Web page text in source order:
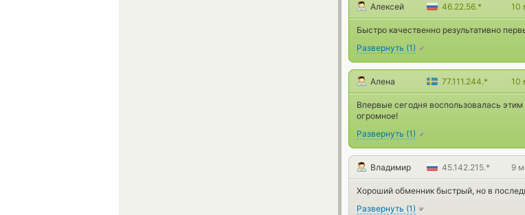
Алексей 46.22.56.* 10
Быстро качественно результативно
Развернуть (1)
Алена 77.111.244.* 10
Впервые сегодня воспользовалась
огромное!
Развернуть (1)
Владимир 45.142.215.* 9
Хороший обменник быстрый, но в
Развернуть (1)